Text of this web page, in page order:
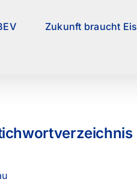
Zukunft braucht Eis